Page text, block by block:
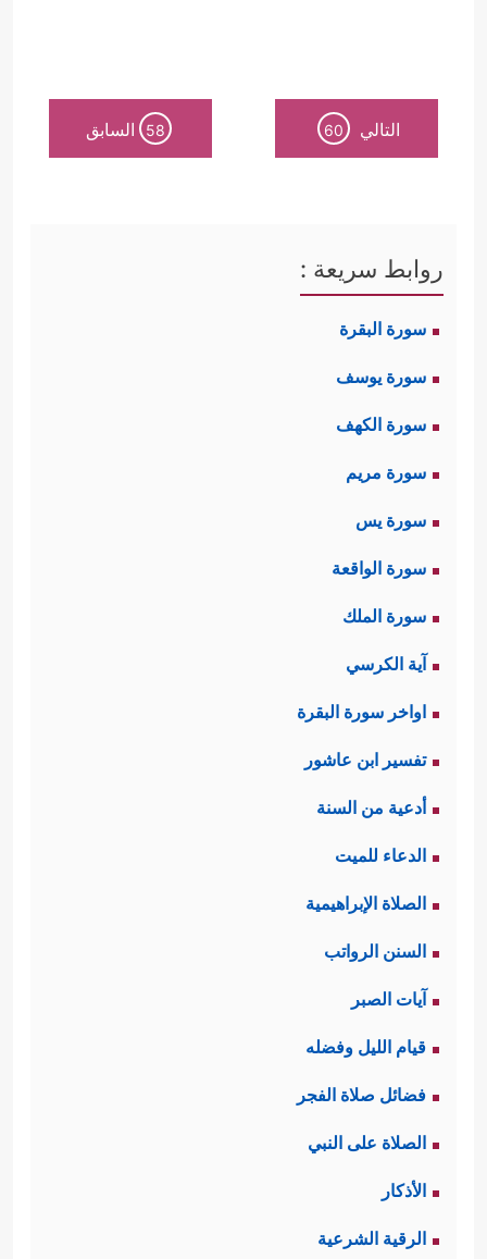
التالي 60
58 السابق
روابط سريعة :
سورة البقرة
سورة يوسف
سورة الكهف
سورة مريم
سورة يس
سورة الواقعة
سورة الملك
آية الكرسي
اواخر سورة البقرة
تفسير ابن عاشور
أدعية من السنة
الدعاء للميت
الصلاة الإبراهيمية
السنن الرواتب
آيات الصبر
قيام الليل وفضله
فضائل صلاة الفجر
الصلاة على النبي
الأذكار
الرقية الشرعية